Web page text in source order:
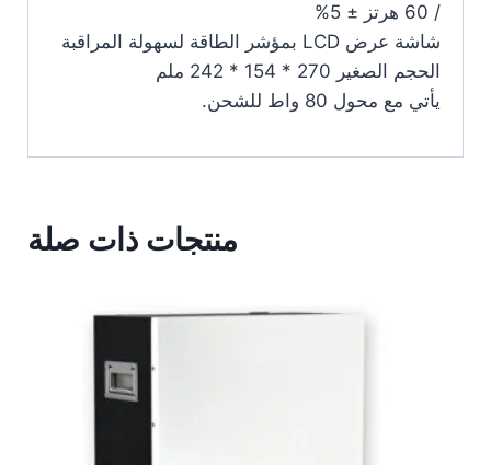
/ 60 هرتز ± 5%
شاشة عرض LCD بمؤشر الطاقة لسهولة المراقبة
الحجم الصغير 270 * 154 * 242 ملم
يأتي مع محول 80 واط للشحن.
منتجات ذات صلة